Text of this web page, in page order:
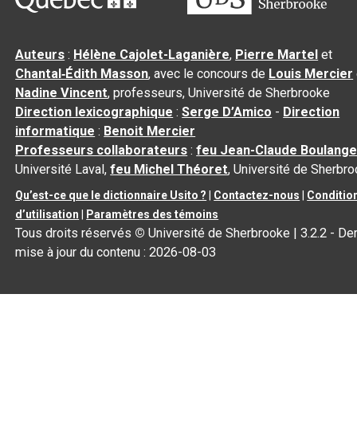
Auteurs : Hélène Cajolet-Laganière, Pierre Martel et
Chantal‑Édith Masson, avec le concours de Louis Mercier
Nadine Vincent, professeurs, Université de Sherbrooke
Direction lexicographique :Serge D’Amico - Direction
informatique : Benoit Mercier
Professeurs collaborateurs :feu Jean-Claude
Université Laval,feu Michel Théoret, Université de
Qu’est-ce que le dictionnaire Usito ? Contactez-nous
d’utilisation
Paramètres des témoins
Tous droits réservés © Université de Sherbrooke |3.2.2 -
mise à jour du contenu :2026-08-03